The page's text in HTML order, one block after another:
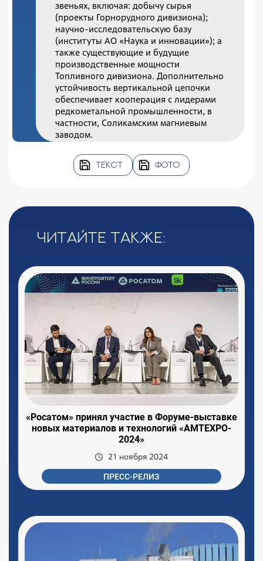
звеньях, включая: добычу сырья
(проекты Горнорудного дивизиона);
научно-исследовательскую базу
(институты АО «Наука и инновации»); а
также существующие и будущие
производственные мощности
Топливного дивизиона. Дополнительно
устойчивость вертикальной цепочки
обеспечивает кооперация с лидерами
редкометальной промышленности, в
частности, Соликамским магниевым
заводом.
ТЕКСТ ФОТО
Читайте также:
«Росатом» принял участие в Форуме-выставке
новых материалов и технологий «АМТEXPO-
2024»
21 ноября 2024
ПРЕСС-РЕЛИЗ